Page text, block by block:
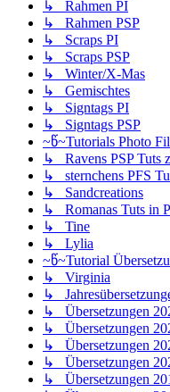
↳ Rahmen PI
↳ Rahmen PSP
↳ Scraps PI
↳ Scraps PSP
↳ Winter/X-Mas
↳ Gemischtes
↳ Signtags PI
↳ Signtags PSP
~წ~Tutorials Photo
↳ Ravens PSP Tuts
↳ sternchens PFS
↳ Sandcreations
↳ Romanas Tuts in
↳ Tine
↳ Lylia
~წ~Tutorial
↳ Virginia
↳
↳ Übersetzungen
↳ Übersetzungen
↳ Übersetzungen
↳ Übersetzungen
↳ Übersetzungen